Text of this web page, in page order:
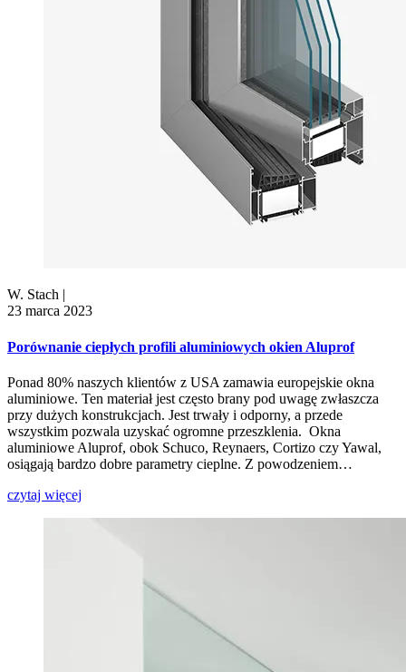
W. Stach |
23 marca 2023
Porównanie ciepłych profili aluminiowych okien Aluprof
Ponad 80% naszych klientów z USA zamawia europejskie okna
aluminiowe. Ten materiał jest często brany pod uwagę zwłaszcza
przy dużych konstrukcjach. Jest trwały i odporny, a przede
wszystkim pozwala uzyskać ogromne przeszklenia. Okna
aluminiowe Aluprof, obok Schuco, Reynaers, Cortizo czy Yawal,
osiągają bardzo dobre parametry cieplne. Z powodzeniem…
czytaj więcej